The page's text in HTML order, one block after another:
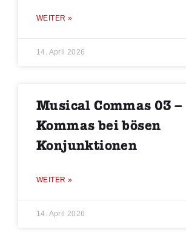
WEITER »
14. April 2026
Musical Commas 03 –
Kommas bei bösen
Konjunktionen
WEITER »
14. April 2026